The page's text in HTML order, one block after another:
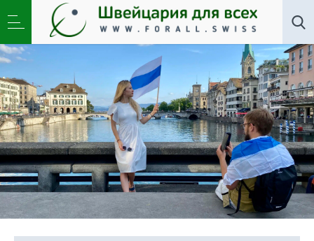
Новости Общество,Школа»Идеи мира,
прогресса, прав человека объединяют людей